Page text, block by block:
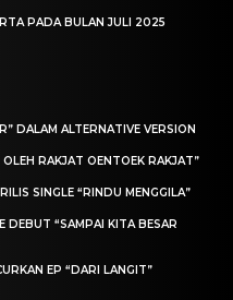
PADA BULAN JULI 2025
DALAM ALTERNATIVE VERSION
RAKJAT OENTOEK RAKJAT”
SINGLE “RINDU MENGGILA”
DEBUT “SAMPAI KITA BESAR
EP “DARI LANGIT”